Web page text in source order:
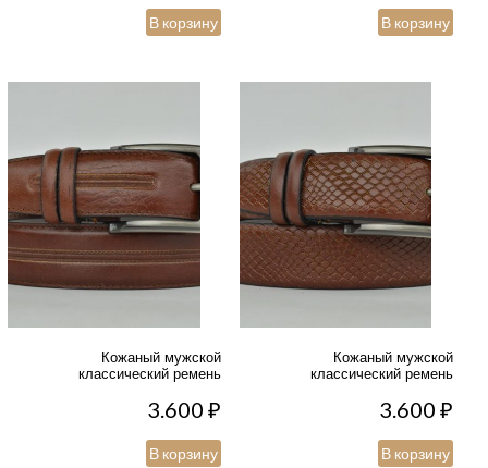
В корзину В корзину
Кожаный мужской
классический ремень
3.600₽
В корзину
Кожаный мужской
классический ремень
3.600₽
В корзину